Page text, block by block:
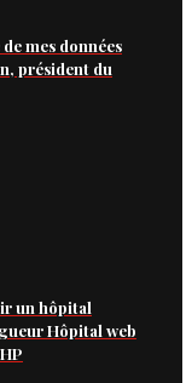
mes données
président du
un hôpital
Hôpital web